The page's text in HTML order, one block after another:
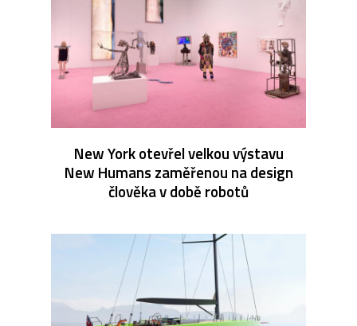
New York otevřel velkou výstavu
New Humans zaměřenou na design
člověka v době robotů